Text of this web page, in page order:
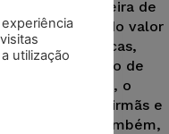
juiz Décio Teixeira de
o pagamento do valor
médicas,
(antecipação de
ainda, o
familiar (país, irmãs e
terem sido, também,
utilização